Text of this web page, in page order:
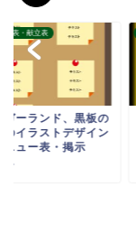
ー表・献立表
ガーランド、黒板の
のイラストデザイン
ニュー表・掲示
...